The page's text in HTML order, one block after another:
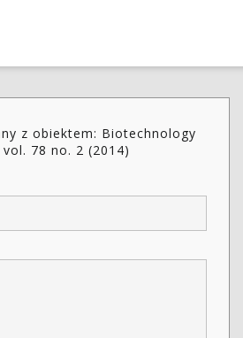
z obiektem: Biotechnology
78 no. 2 (2014)